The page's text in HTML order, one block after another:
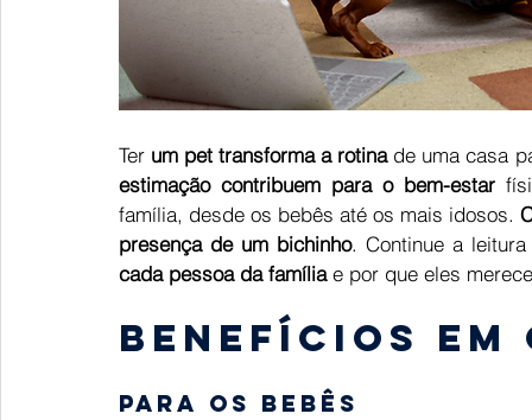
Ter um pet transforma a rotina de uma casa
estimação contribuem para o bem-estar
família, desde os bebês até os mais idosos.
presença de um bichinho. Continue a
cada pessoa da família e por que eles
BENEFÍCIOS
Para os bebês